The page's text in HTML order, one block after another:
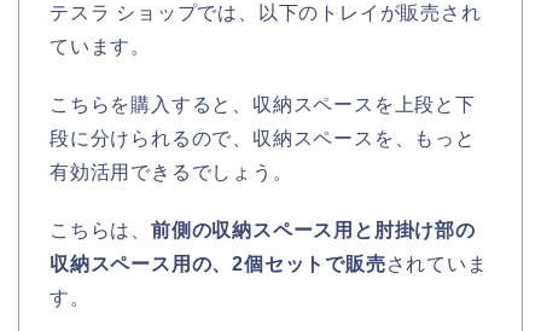
テスラ ショップでは、以下のトレイが販売され
ています。
こちらを購入すると、収納スペースを上段と下
段に分けられるので、収納スペースを、もっと
有効活用できるでしょう。
こちらは、 前側の収納スペース用と肘掛け部の
収納スペース用の、2個セットで販売されていま
す。